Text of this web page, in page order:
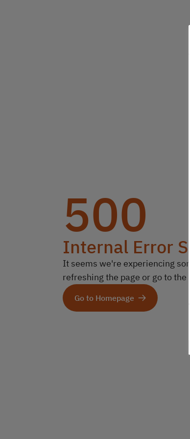
500
Internal Error
It seems we're experiencing
refreshing the page or go to the
Go to Homepage